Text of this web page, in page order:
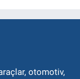
otomotiv,